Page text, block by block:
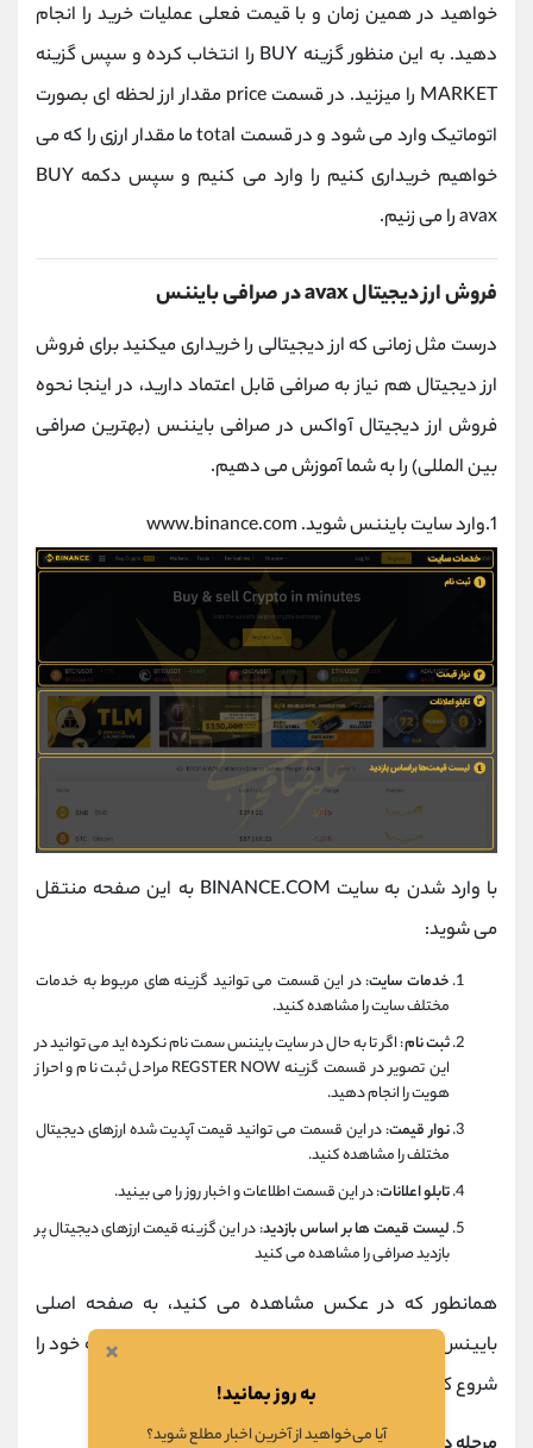
خواهید در همین زمان و با قیمت فعلی عملیات خرید را انجام
دهید. به این منظور گزینه BUY را انتخاب کرده و سپس گزینه
MARKET را میزنید. در قسمت price مقدار ارز لحظه ای بصورت
اتوماتیک وارد می شود و در قسمت total ما مقدار ارزی را که می
خواهیم خریداری کنیم را وارد می کنیم و سپس دکمه BUY
avax را می زنیم.
فروش ارز دیجیتال avax در صرافی بایننس
درست مثل زمانی که ارز دیجیتالی را خریداری میکنید برای فروش
ارز دیجیتال هم نیاز به صرافی قابل اعتماد دارید، در اینجا نحوه
فروش ارز دیجیتال آواکس در صرافی بایننس (بهترین صرافی
بین المللی) را به شما آموزش می دهیم.
1.وارد سایت بایننس شوید. www.binance.com
با وارد شدن به سایت BINANCE.COM به این صفحه منتقل
می شوید:
خدمات سایت: در این قسمت می توانید گزینه های مربوط به خدمات
مختلف سایت را مشاهده کنید.
ثبت نام: اگر تا به حال در سایت بایننس سمت نام نکرده اید می توانید در
این تصویر در قسمت گزینه REGSTER NOW مراحل ثبت نام و احراز
هویت را انجام دهید.
نوار قیمت: در این قسمت می توانید قیمت آپدیت شده ارزهای دیجیتال
مختلف را مشاهده کنید.
تابلو اعلانات: در این قسمت اطلاعات و اخبار روز را می بینید.
لیست قیمت ها بر اساس بازدید: در این گزینه قیمت ارزهای دیجیتال پر
بازدید صرافی را مشاهده می کنید
همانطور که در عکس مشاهده می کنید، به صفحه اصلی
بایینس منتقل شده اید و می توانید از همین حالا معامله خود را
شروع کنید!
×
به روز بمانید!
آیا می‌خواهید از آخرین اخبار مطلع شوید؟